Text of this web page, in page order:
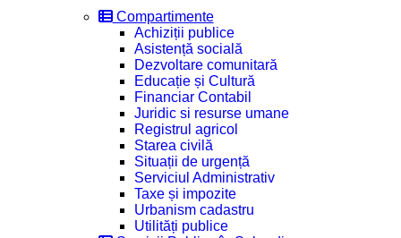
Compartimente
Achiziții publice
Asistență socială
Dezvoltare comunitară
Educație și Cultură
Financiar Contabil
Juridic si resurse umane
Registrul agricol
Starea civilă
Situații de urgență
Serviciul Administrativ
Taxe și impozite
Urbanism cadastru
Utilități publice